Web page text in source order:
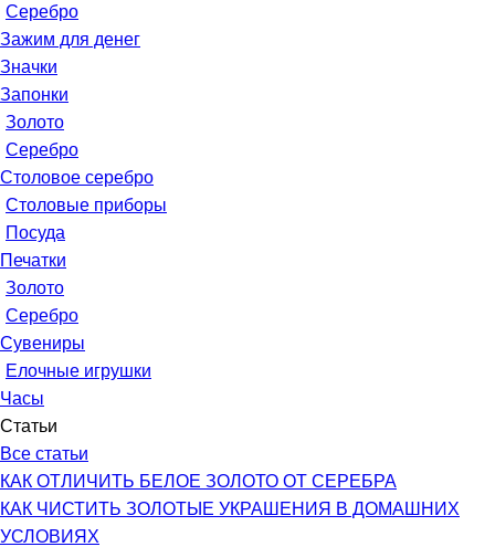
Серебро
Зажим для денег
Значки
Запонки
Золото
Серебро
Столовое серебро
Столовые приборы
Посуда
Печатки
Золото
Серебро
Сувениры
Елочные игрушки
Часы
Статьи
Все статьи
КАК ОТЛИЧИТЬ БЕЛОЕ ЗОЛОТО ОТ СЕРЕБРА
КАК ЧИСТИТЬ ЗОЛОТЫЕ УКРАШЕНИЯ В ДОМАШНИХ
УСЛОВИЯХ